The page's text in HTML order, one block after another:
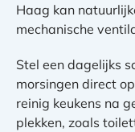
Haag kan
mechanische
Stel een dagelijks
morsingen direct
reinig keukens na
plekken, zoals